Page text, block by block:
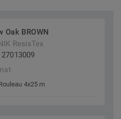
Oak BROWN
ResisTex
27013009
4x25 m